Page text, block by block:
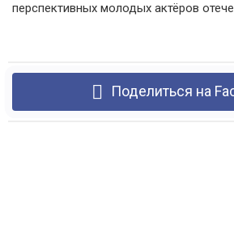
перспективных молодых актёров
Поделиться на